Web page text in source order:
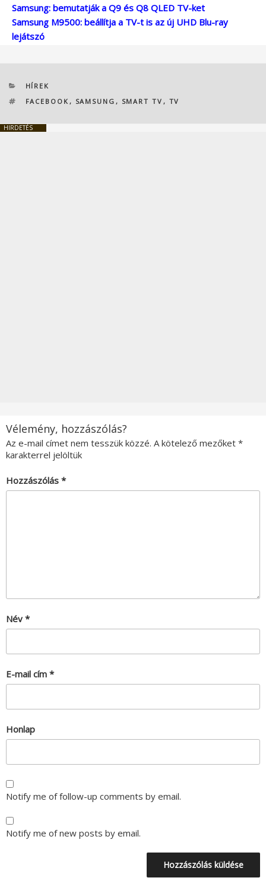
Samsung: bemutatják a Q9 és Q8 QLED TV-ket
Samsung M9500: beállítja a TV-t is az új UHD Blu-ray
lejátszó
KATEGÓRIÁK
HÍREK
CÍMKÉK
FACEBOOK , SAMSUNG , SMART TV , TV
HIRDETÉS
Vélemény, hozzászólás?
Az e-mail címet nem tesszük közzé. A kötelező mezőket *
karakterrel jelöltük
Hozzászólás *
Név *
E-mail cím *
Honlap
Notify me of follow-up comments by email.
Notify me of new posts by email.